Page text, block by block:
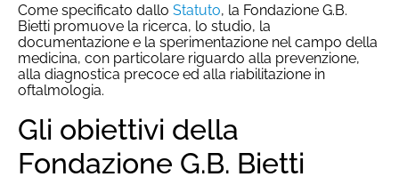
Come specificato dallo Statuto, la Fondazione G.B.
Bietti promuove la ricerca, lo studio, la
documentazione e la sperimentazione nel campo della
medicina, con particolare riguardo alla prevenzione,
alla diagnostica precoce ed alla riabilitazione in
oftalmologia.
Gli obiettivi della
Fondazione G.B. Bietti